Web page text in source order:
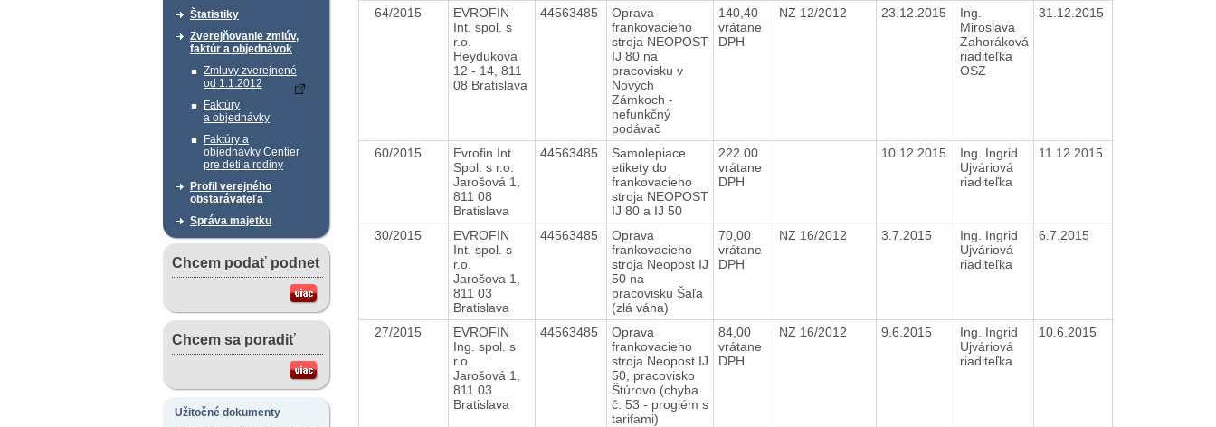
Štatistiky
Zverejňovanie zmlúv,
faktúr a objednávok
Zmluvy zverejnené
od 1.1.2012
Faktúry
a objednávky
Faktúry a
objednávky Centier
pre deti a rodiny
Profil verejného
obstarávateľa
Správa majetku
Chcem podať podnet
Chcem sa poradiť
Užitočné dokumenty
64/2015
EVROFIN
Int. spol. s
r.o.
Heydukova
12 - 14, 811
08 Bratislava
44563485
Oprava
frankovacieho
stroja NEOPOST
IJ 80 na
pracovisku v
Nových
Zámkoch -
nefunkčný
podávač
140,40
vrátane
DPH
NZ 12/2012 23.12.2015
Ing.
Miroslava
Zahoráková
riaditeľka
OSZ
31.12.2015
60/2015
Evrofin Int.
Spol. s r.o.
Jarošová 1,
811 08
Bratislava
44563485
Samolepiace
etikety do
frankovacieho
stroja NEOPOST
IJ 80 a IJ 50
222.00
vrátane
DPH
10.12.2015
Ing. Ingrid
Ujváriová
riaditeľka
11.12.2015
30/2015
EVROFIN
Int. spol. s
r.o.
Jarošova 1,
811 03
Bratislava
44563485
Oprava
frankovacieho
stroja Neopost IJ
50 na
pracovisku Šaľa
(zlá váha)
70,00
vrátane
DPH
NZ 16/2012 3.7.2015
Ing. Ingrid
Ujváriová
riaditeľka
6.7.2015
27/2015
EVROFIN
Ing. spol. s
r.o.
Jarošová 1,
811 03
Bratislava
44563485
Oprava
frankovacieho
stroja Neopost IJ
50, pracovisko
Štúrovo (chyba
č. 53 - proglém s
tarifami)
84,00
vrátane
DPH
NZ 16/2012 9.6.2015
Ing. Ingrid
Ujváriová
riaditeľka
10.6.2015